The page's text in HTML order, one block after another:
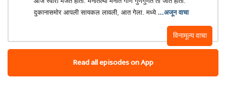
विनामूल्य वाचा
दुकानासमोर आपली सायकल लावली, आत गेला. मध्ये ...अजून वाचा
Read all episodes on App